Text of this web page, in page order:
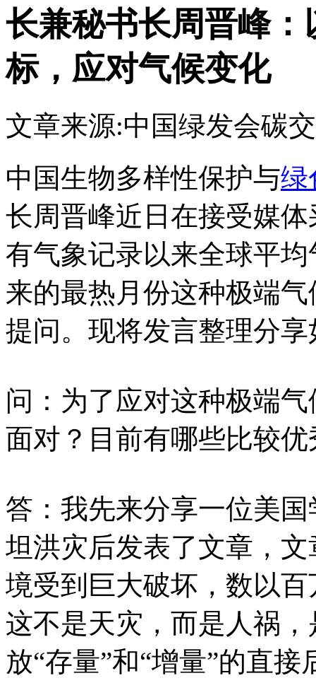
长兼秘书长周晋峰
标，应对气候变化
文章来源:中国绿发会碳
中国生物多样性保护与绿
长周晋峰近日在接受媒
有气象记录以来全球平
来的最热月份这种极端
提问。现将发言整理分享
问：为了应对这种极端
面对？目前有哪些比较
答：我先来分享一位美
坦洪灾后发表了文章，
境受到巨大破坏，数以
这不是天灾，而是人祸
放“存量”和“增量”的直